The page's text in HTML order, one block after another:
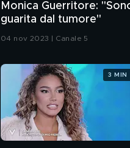
Monica Guerritore:
guarita dal tumore"
04 nov 2023 | Canale 5
3 MIN